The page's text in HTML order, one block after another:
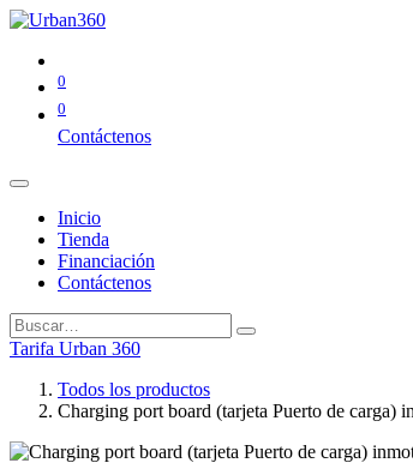
0
0
Contáctenos
Inicio
Tienda
Financiación
Contáctenos
Tarifa Urban 360
Todos los productos
Charging port board (tarjeta Puerto de carga)